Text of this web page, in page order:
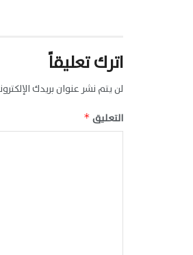
اترك تعليقاً
لن يتم نشر عنوان بريدك
التعليق *